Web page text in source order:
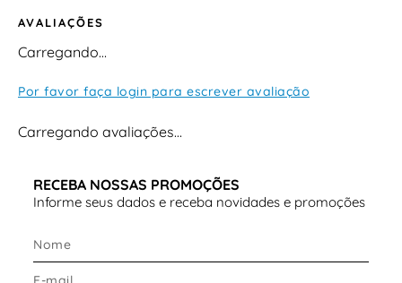
AVALIAÇÕES
Carregando…
Por favor faça login para escrever avaliação
Carregando avaliações…
RECEBA NOSSAS PROMOÇÕES
Informe seus dados e receba novidades e promoções